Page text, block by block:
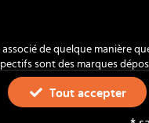
de quelque manière
sont des marques
1996-2026.
droits réservés - Coup Critique
Tout accepter